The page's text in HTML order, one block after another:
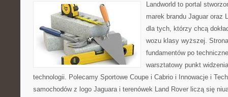
Landworld to portal
marek brandu Jaguar oraz
dla tych, którzy chcą
wozu klasy wyższej.
fundamentów po
warsztatowy punkt
technologii. Polecamy Sportowe Coupe i Cabrio i Innowacje i
samochodów z logo Jaguara i terenówek Land Rover liczą się